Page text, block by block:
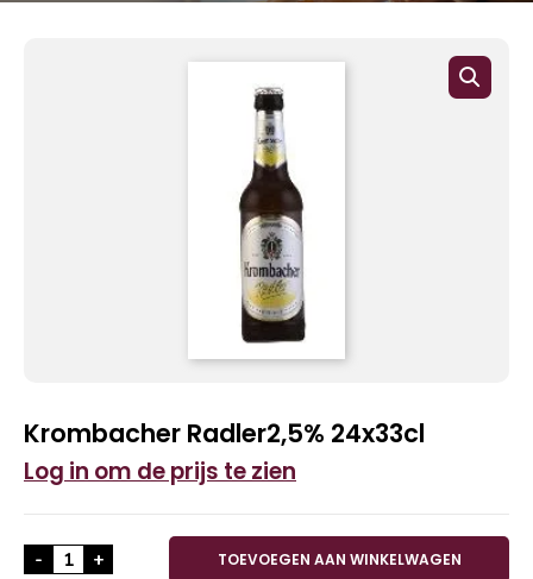
Krombacher Radler2,5% 24x33cl
Log in om de prijs te zien
- Krombacher Radler2,5% 24x33cl aantal
+ TOEVOEGEN AAN WINKELWAGEN